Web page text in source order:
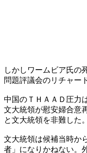
しかしワームビア氏の
問題評議会のリチャー
中国のＴＨＡＡＤ圧力
文大統領が慰安婦合意
と文大統領を非難した。
文大統領は候補当時か
者」になりかねない。